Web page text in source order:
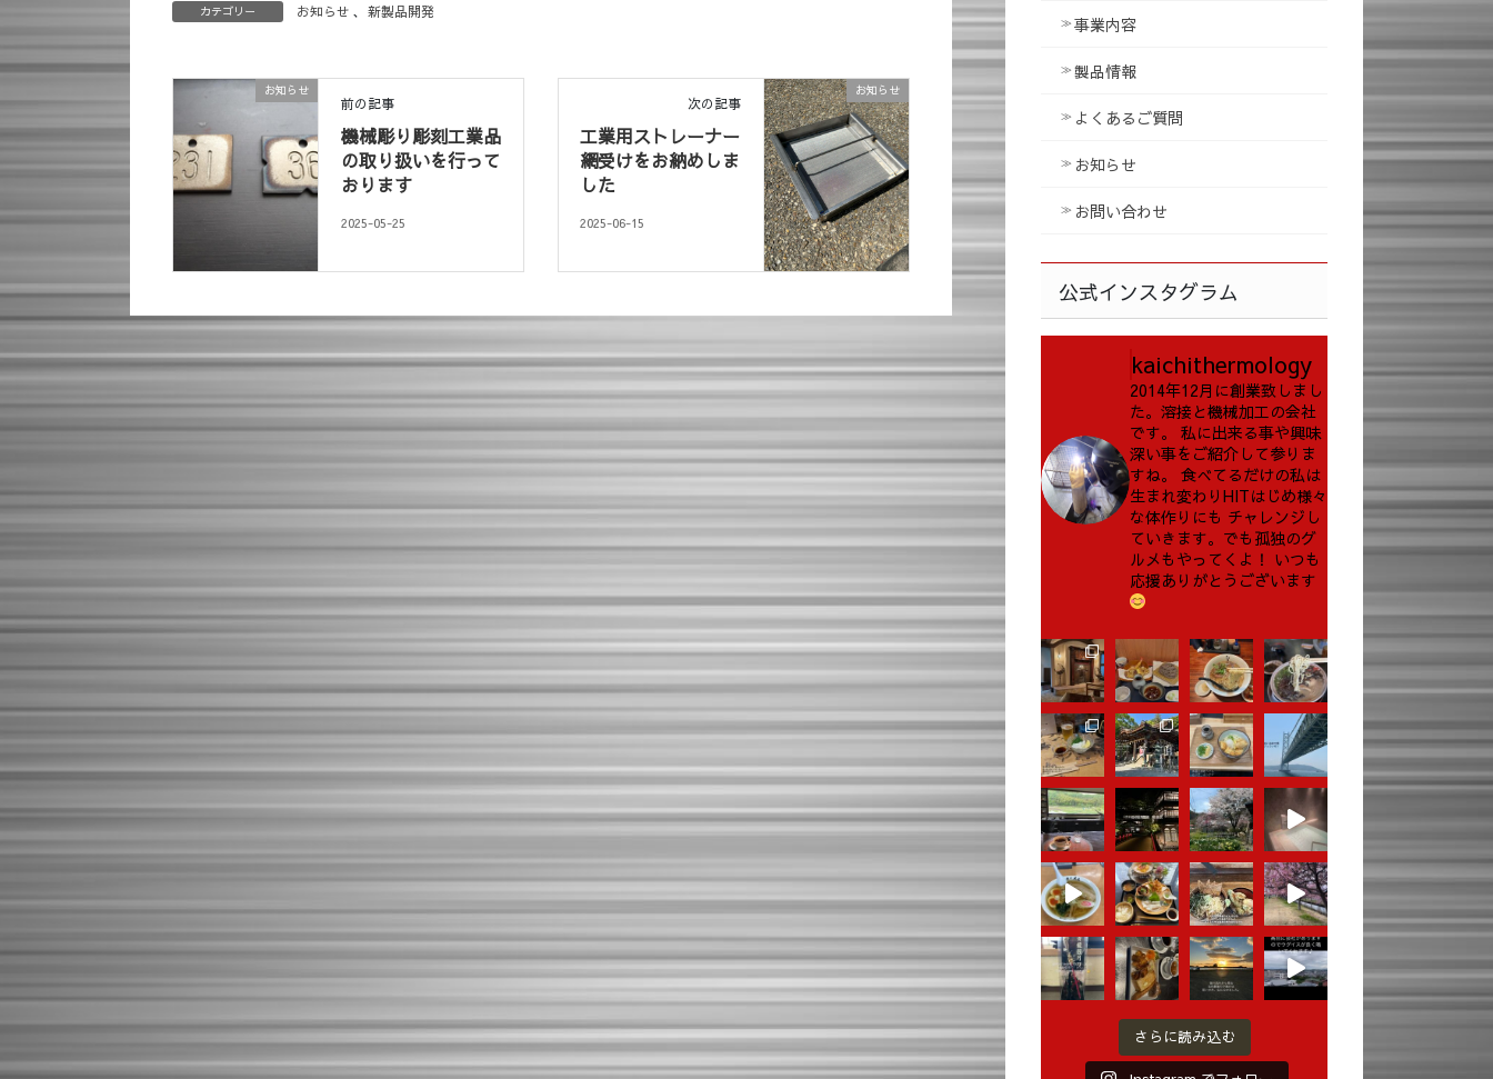
カテゴリー お知らせ 、 新製品開発
お知らせ
前の記事
機械彫り彫刻工業品
の取り扱いを行って
おります
2025-05-25
お知らせ
次の記事
工業用ストレーナー
網受けをお納めしま
した
2025-06-15
事業内容
製品情報
よくあるご質問
お知らせ
お問い合わせ
公式インスタグラム
kaichithermology
2014年12月に創業致しまし
た。溶接と機械加工の会社
です。
私に出来る事や興味
深い事をご紹介して参りま
すね。
食べてるだけの私は
生まれ変わりHITはじめ様々
な体作りにも チャレンジし
ていきます。でも孤独のグ
ルメもやってくよ！ いつも
応援ありがとうございます
さらに読み込む